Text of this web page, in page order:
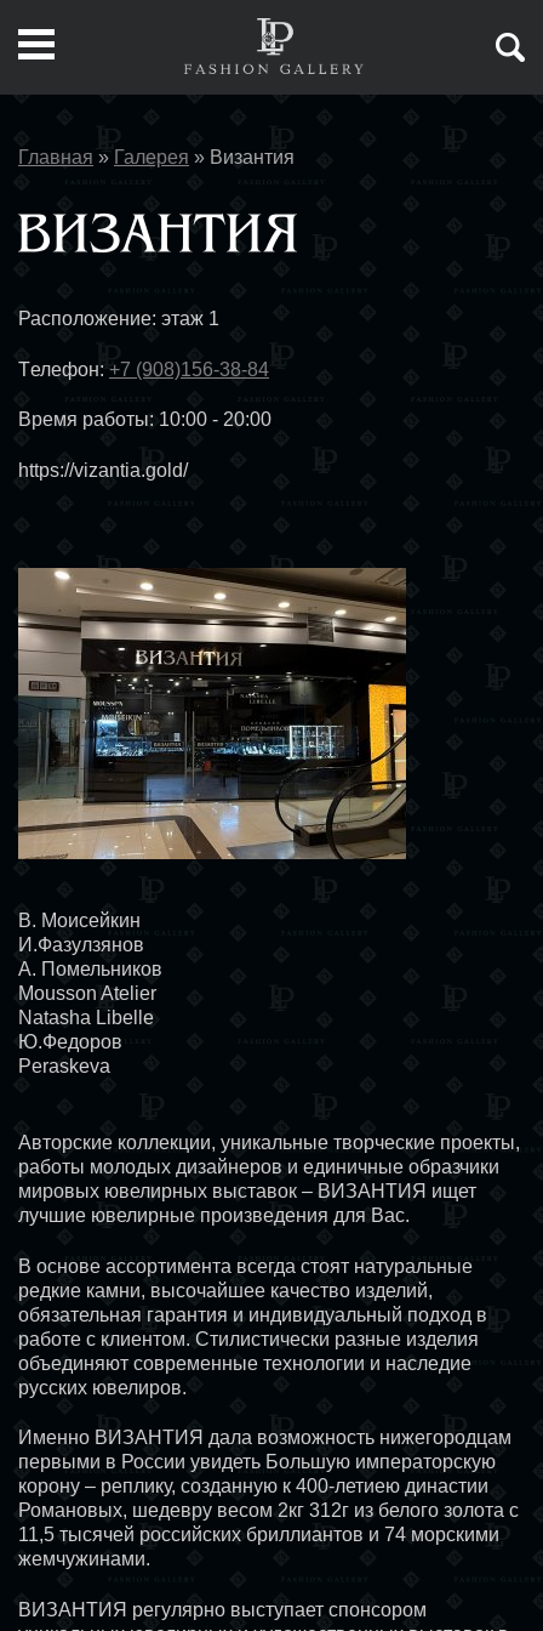
Главная » Галерея » Византия
Расположение: этаж 1
Tелефон: +7 (908)156-38-84
Время работы: 10:00 - 20:00
https://vizantia.gold/
В. Моисейкин
И.Фазулзянов
А. Помельников
Mousson Atelier
Natasha Libelle
Ю.Федоров
Peraskeva
Авторские коллекции, уникальные творческие проекты,
работы молодых дизайнеров и единичные образчики
мировых ювелирных выставок – ВИЗАНТИЯ ищет
лучшие ювелирные произведения для Вас.
В основе ассортимента всегда стоят натуральные
редкие камни, высочайшее качество изделий,
обязательная гарантия и индивидуальный подход в
работе с клиентом. Стилистически разные изделия
объединяют современные технологии и наследие
русских ювелиров.
Именно ВИЗАНТИЯ дала возможность нижегородцам
первыми в России увидеть Большую императорскую
корону – реплику, созданную к 400-летиею династии
Романовых, шедевру весом 2кг 312г из белого золота с
11,5 тысячей российских бриллиантов и 74 морскими
жемчужинами.
ВИЗАНТИЯ регулярно выступает спонсором